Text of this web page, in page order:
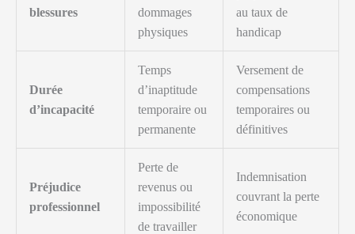
blessures
dommages
physiques
au taux de
handicap
Durée
d’incapacité
Temps
d’inaptitude
temporaire ou
permanente
Versement de
compensations
temporaires ou
définitives
Préjudice
professionnel
Perte de
revenus ou
impossibilité
de travailler
Indemnisation
couvrant la perte
économique